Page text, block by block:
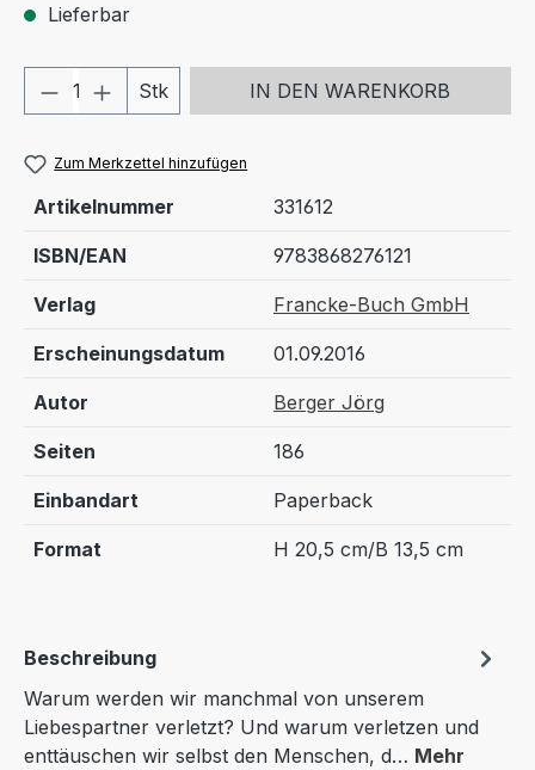
Lieferbar
Produkt Anzahl: Gib den
Stk IN DEN WARENKORB
Zum Merkzettel hinzufügen
Artikelnummer 331612
ISBN/EAN 9783868276121
Verlag Francke-Buch GmbH
Erscheinungsdatum 01.09.2016
Autor Berger Jörg
Seiten 186
Einbandart Paperback
Format H 20,5 cm/B 13,5 cm
Beschreibung
Warum werden wir manchmal von unserem
Liebespartner verletzt? Und warum verletzen und
enttäuschen wir selbst den Menschen, d… Mehr